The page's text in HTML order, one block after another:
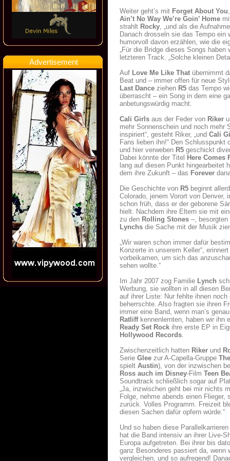
Advertisement
Weiter geht’s mit Forget About You
Ain’t No Way We’re Goin’ Home
strahlt Rocky, „und als die
Danach drosseln sie das Tempo
humorvoll davon erzählen, wie die
„Für die Bridge dieses Songs
letzteren Track. „Solche kleinen
Auf Love Me Like That übernimmt
Beat und – immer offen für neue
Last Dance ziehen R5 das Tempo
überrascht – ein Song in dem eine
anbetungswürdig macht.
Cali Girls aus der Feder von Riker
mehr Sonnenschein und noch mehr
inspiriert“, gesteht Riker, „und Cali
Fans lieben ihn!“ Den
und hier verweben R5 geschickt
Dabei könnte der Titel Here Comes
lang auf diesen Punkt hingearbeitet
dem ihre Zukunft – das Forever
Die Geschichte von R5 beginnt
Colorado, jenem Vorort von
schon früh, dass er der geborene
hielt. Nachdem ihre Eltern sie mit
zu den Rolling Stones –,
Lynchs die Sache mit der Musik
„Wir waren schon immer dafür
Konzerte in unserem Keller“,
vorbeikamen, um sich das
sehen wollte.“
Im Jahr 2007 zog Familie Lynch
Werbung, sie wollten in all diesen
auf ihrer Liste: Nur fehlte ihnen
beherrschte. Also fragten sie ihren
immer eine Band, wenn man’s
Ratliffkennenlernten, haben wir ihn
Ready Set Rock ihre erste EP in
Hollywood Records.
Zwischenzeitlich hatten Riker und
Serie Glee zur A-Capella-Gruppe
spielt Austin), von der inzwischen
Ross auch im Disney-Film Teen
Soundtrack schließlich sogar auf
„Ja, inzwischen geht bei mir nichts
Folge, nehme abends einen
zurück. Volles Programm. Freizeit
diesen Sachen dafür opfern würde.“
Und so haben diese Parallelkarrieren
hat die Band intensiv an ihrer Live-
Europa aufgetreten. Bei ihrer bis
ganz Besonderes passiert da, wenn
vergleichen, und so aufregend!